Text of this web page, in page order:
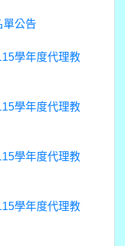
單公告
學年度代理教
學年度代理教
學年度代理教
學年度代理教